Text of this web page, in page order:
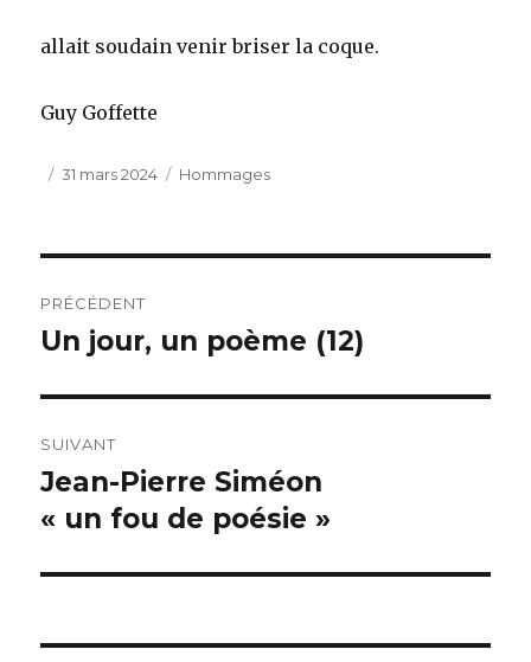
allait soudain venir briser la coque.
Guy Goffette
Publié
31 mars 2024 Catégories
Hommages
de
PRÉCÉDENT
Publication
Un jour, un poème (12)
SUIVANT
Publication
suivante :
Jean-Pierre Siméon
« un fou de poésie »